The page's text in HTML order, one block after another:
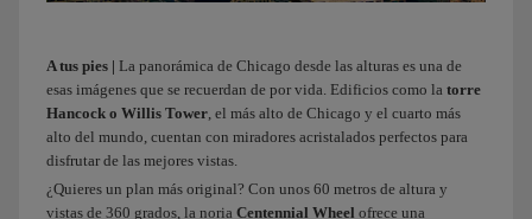
marcha.
Chicago
no
sería
Chicago
sin
A tus pies | La panorámica de Chicago desde las alturas es una de
esas imágenes que se recuerdan de por vida. Edificios como la torre
Hancock o Willis Tower , el más alto de Chicago y el cuarto más
alto del mundo, cuentan con miradores acristalados perfectos para
disfrutar de las mejores vistas.
¿Quieres un plan más original? Con unos 60 metros de altura y
vistas de 360 grados, la noria Centennial Wheel ofrece una